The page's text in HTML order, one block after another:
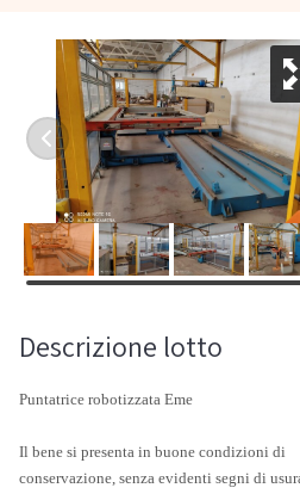
Descrizione lotto
Puntatrice robotizzata Eme
Il bene si presenta in buone condizioni di
conservazione, senza evidenti segni di